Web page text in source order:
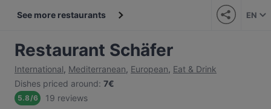
See more restaurants EN
Restaurant Schäfer
International, Mediterranean, European, Eat & Drink
Dishes priced around: 7€
5.8/6 19 reviews